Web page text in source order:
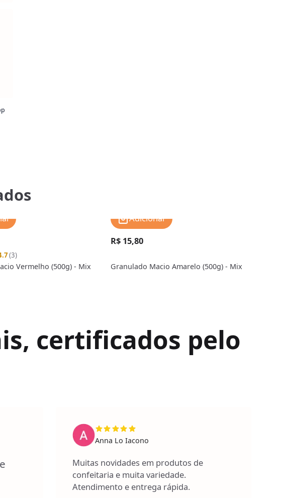
(3)
Vermelho (500g) - Mix
R$ 15,80
Granulado Macio Amarelo (500g) - Mix
Adicionar
certificados pelo
Anna Lo Iacono
Muitas novidades em produtos de
confeitaria e muita variedade.
Atendimento e entrega rápida.